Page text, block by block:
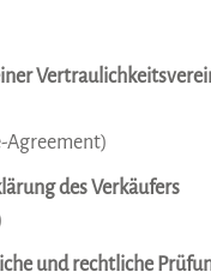
Agreement)
des Verkäufers
und rechtliche